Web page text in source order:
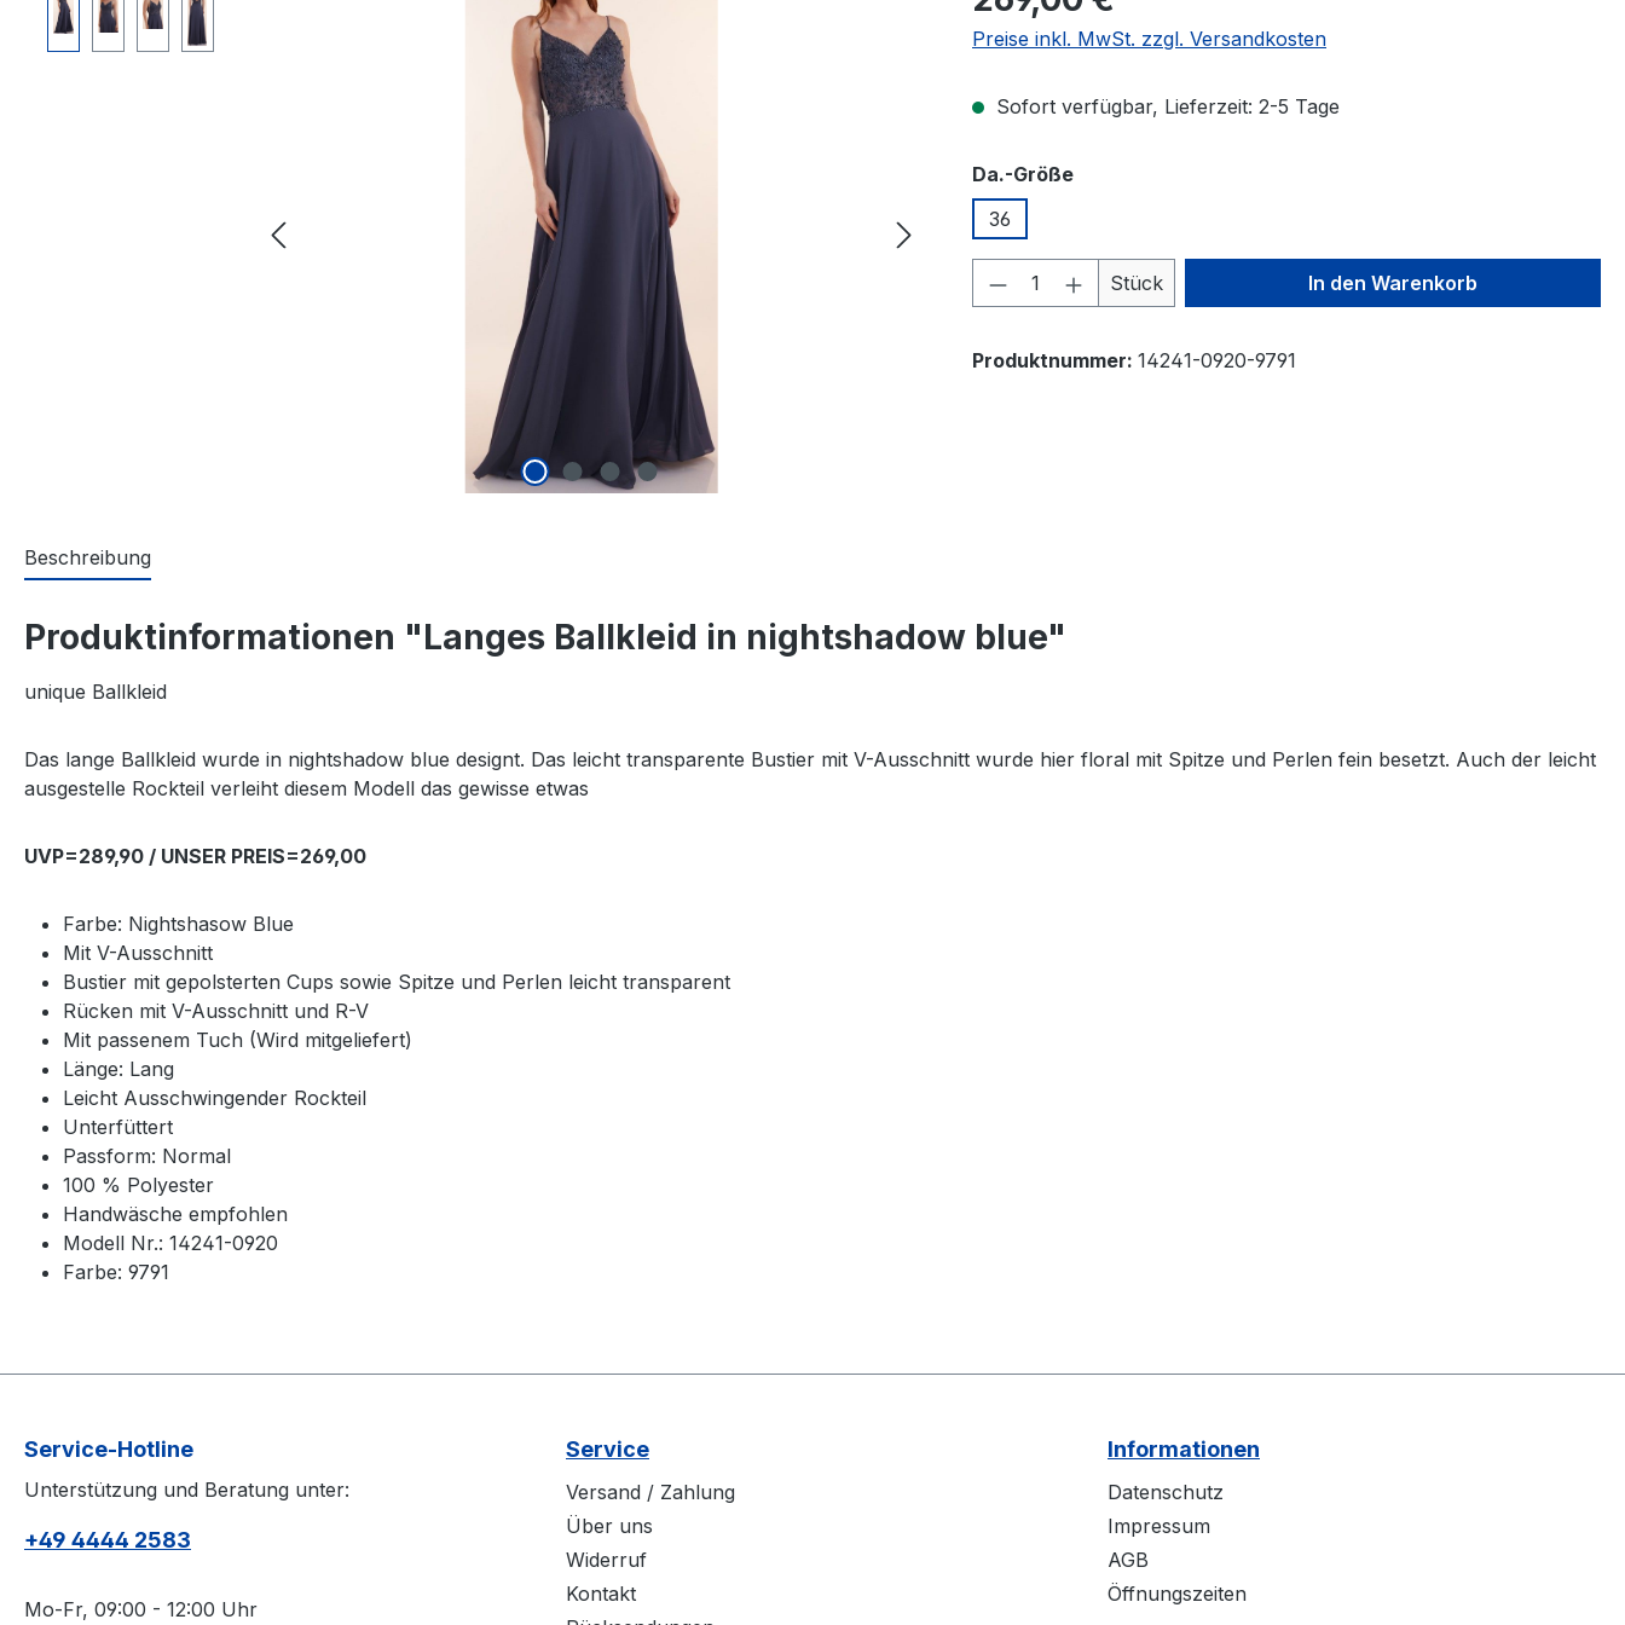
Preise inkl. MwSt. zzgl. Versandkosten
Sofort verfügbar, Lieferzeit: 2-5 Tage
Da.-Größeauswählen
36
Produkt Anzahl: Gib den gewünschten Wert
Stück In den Warenkorb
Produktnummer: 14241-0920-9791
Beschreibung
Produktinformationen "Langes Ballkleid in nightshadow blue"
unique Ballkleid
Das lange Ballkleid wurde in nightshadow blue designt. Das leicht transparente Bustier mit V-Ausschnitt wurde hier floral mit Spitze und Perlen fein besetzt. Auch der leicht
ausgestelle Rockteil verleiht diesem Modell das gewisse etwas
UVP=289,90 / UNSER PREIS=269,00
Farbe: Nightshasow Blue
Mit V-Ausschnitt
Bustier mit gepolsterten Cups sowie Spitze und Perlen leicht transparent
Rücken mit V-Ausschnitt und R-V
Mit passenem Tuch (Wird mitgeliefert)
Länge: Lang
Leicht Ausschwingender Rockteil
Unterfüttert
Passform: Normal
100 % Polyester
Handwäsche empfohlen
Modell Nr.: 14241-0920
Farbe: 9791
Service-Hotline
Unterstützung und Beratung unter:
+49 4444 2583
Mo-Fr, 09:00 - 12:00 Uhr
Service
Versand / Zahlung
Über uns
Widerruf
Kontakt
Informationen
Datenschutz
Impressum
AGB
Öffnungszeiten